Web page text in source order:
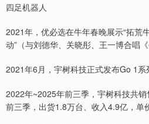
四足机器人
2021年，优必选在牛年春晚展示“拓荒
动”（与刘德华、关晓彤、王一博合唱《
2021年6月，宇树科技正式发布Go 1系
2022年~2025年前三季，宇树科技共
前三季，出货1.8万台、收入4.9亿，单